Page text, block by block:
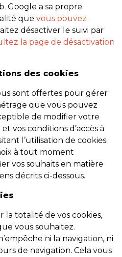
Google a sa propre
que vous pouvez
désactiver le suivi par
la page de désactivation
des cookies
sont offertes pour gérer
que vous pouvez
de modifier votre
vos conditions d’accès à
l’utilisation de cookies.
à tout moment
vos souhaits en matière
décrits ci-dessous.
la totalité de vos cookies,
vous souhaitez.
ni la navigation, ni
de navigation. Cela vous